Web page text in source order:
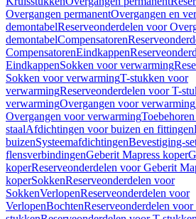
Overgangen permanentOvergangen en
demontabelReserveonderdelen voor
demontabelCompensatoren
CompensatorenEindkappen
EindkappenSokken voor verwarming
Sokken voor verwarmingT-stukken voor
verwarmingReserveonderdelen voor T-
verwarmingOvergangen voor verwarming
Overgangen voor verwarming
staalAfdichtingen voor buizen en fittingen
buizenSysteemafdichtingenBevestiging-
flensverbindingenGeberit Mapress koper
koperReserveonderdelen voor Geberit
koperSokkenReserveonderdelen voor
SokkenVerlopenReserveonderdelen voor
VerlopenBochtenReserveonderdelen